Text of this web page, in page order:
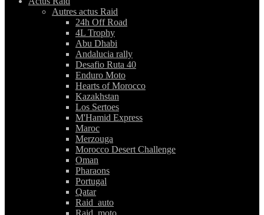
Autres actus Raid
24h Off Road
4L Trophy
Abu Dhabi
Andalucia rally
Desafio Ruta 40
Enduro Moto
Hearts of Morocco
Kazakhstan
Los Sertoes
M'Hamid Express
Maroc
Merzouga
Morocco Desert Challenge
Oman
Pharaons
Portugal
Qatar
Raid_auto